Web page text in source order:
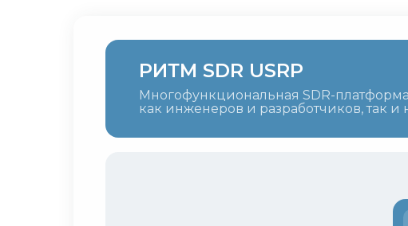
РИТМ SDR USRP
Многофункциональная SDR-
как инженеров и разработчиков, так и